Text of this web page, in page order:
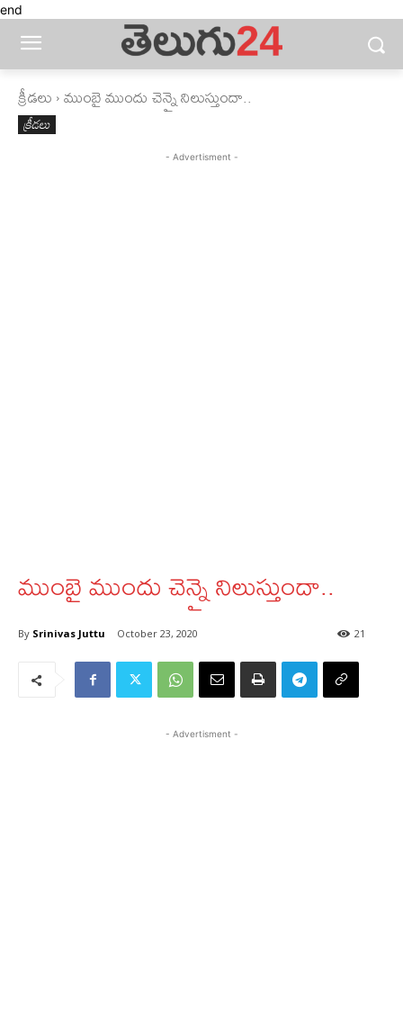
end
క్రీడలు ముంబై ముందు చెన్నై నిలుస్తుందా..
క్రీడలు
- Advertisment -
ముంబై ముందు చెన్నై నిలుస్తుందా..
By Srinivas Juttu October 23, 2020 21
- Advertisment -